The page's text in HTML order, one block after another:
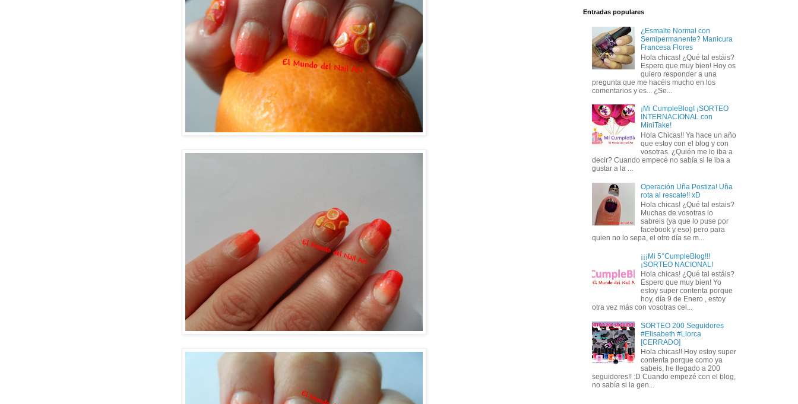
Entradas populares
¿Esmalte Normal con
Semipermanente? Manicura
Francesa Flores
Hola chicas! ¿Qué tal estáis?
Espero que muy bien! Hoy os
quiero responder a una
pregunta que me hacéis mucho en los
comentarios y es... ¿Se...
¡Mi CumpleBlog! ¡SORTEO
INTERNACIONAL con
MiniTake!
Hola Chicas!! Ya hace un año
que estoy con el blog y con
vosotras. ¿Quién me lo iba a
decir? Cuando empecé no sabía si le iba a
gustar a la ...
Operación Uña Postiza! Uña
rota al rescate!! xD
Hola chicas! ¿Qué tal estais?
Muchas de vosotras lo
sabreis (ya que lo puse por
facebook y eso) pero para
quien no lo sepa, el otro día se m...
¡¡¡Mi 5°CumpleBlog!!!
¡SORTEO NACIONAL!
Hola chicas! ¿Qué tal estáis?
Espero que muy bien! Yo
estoy super contenta porque
hoy, día 9 de Enero , estoy
otra vez más con vosotras cel...
SORTEO 200 Seguidores
#Elisabeth #Llorca
[CERRADO]
Hola chicas!! Hoy estoy super
contenta porque como ya
sabeis, he llegado a 200
seguidores!! :D Cuando empezé con el blog,
no sabía si la gen...